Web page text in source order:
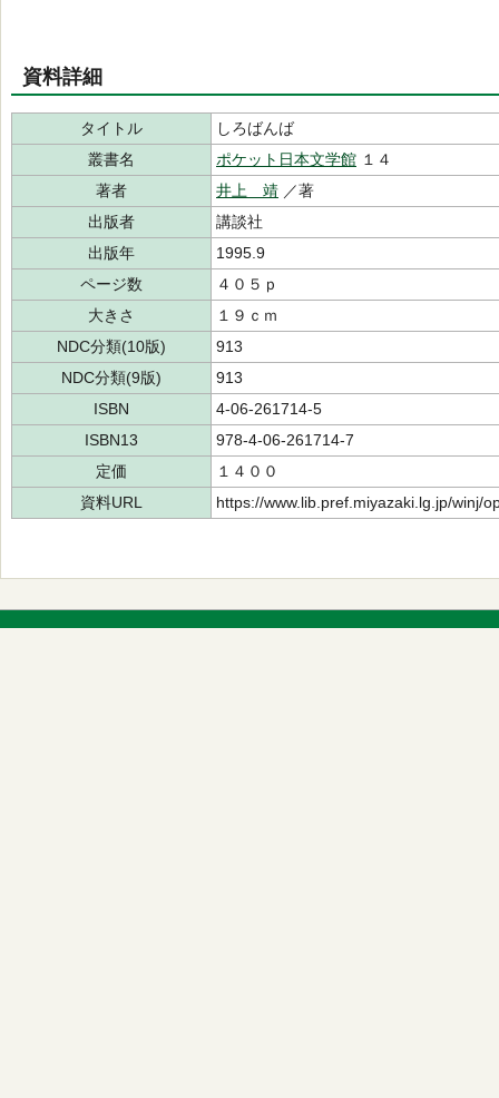
資料詳細
タイトル
しろばんば
叢書名
ポケット日本文学館 １４
著者
井上 靖 ／著
出版者
講談社
出版年
1995.9
ページ数
４０５ｐ
大きさ
１９ｃｍ
NDC分類(10版)
913
NDC分類(9版)
913
ISBN
4-06-261714-5
ISBN13
978-4-06-261714-7
定価
１４００
資料URL
https://www.lib.pref.miyazaki.lg.jp/winj/